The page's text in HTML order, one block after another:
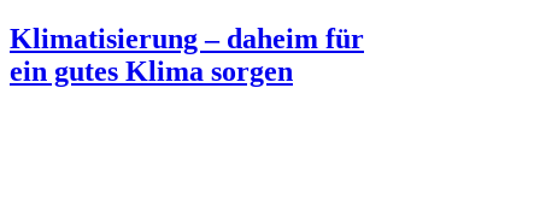
Klimatisierung – daheim für
ein gutes Klima sorgen